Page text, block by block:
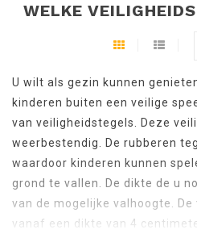
WELKE
U wilt als gezin kunnen
kinderen buiten een veilige
van veiligheidstegels. Deze
weerbestendig. De rubberen
waardoor kinderen kunnen
grond te vallen. De dikte de u
van de mogelijke valhoogte.
vanaf een dikte van 4